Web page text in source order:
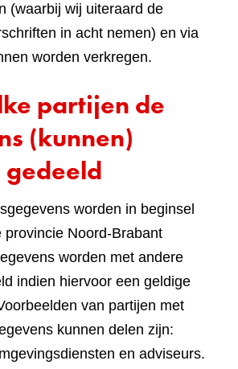
(waarbij wij uiteraard de
in acht nemen) en via
worden verkregen.
partijen de
(kunnen)
worden in beginsel
provincie Noord-Brabant
worden met andere
indien hiervoor een geldige
van partijen met
kunnen delen zijn:
en adviseurs.